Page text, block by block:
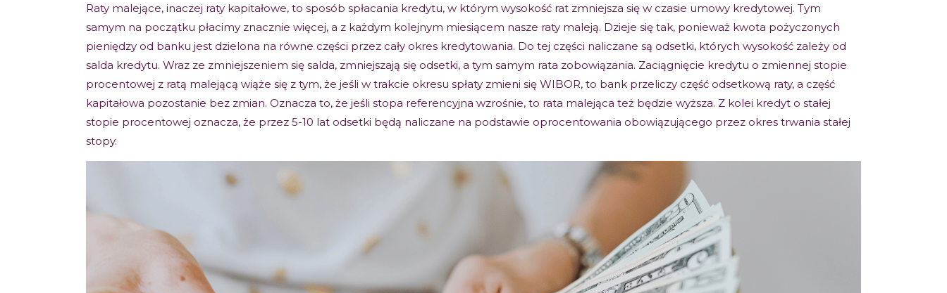
Raty malejące, inaczej raty kapitałowe, to sposób spłacania kredytu, w którym wysokość rat zmniejsza się w czasie umowy kredytowej. Tym
samym na początku płacimy znacznie więcej, a z każdym kolejnym miesiącem nasze raty maleją. Dzieje się tak, ponieważ kwota pożyczonych
pieniędzy od banku jest dzielona na równe części przez cały okres kredytowania. Do tej części naliczane są odsetki, których wysokość zależy od
salda kredytu. Wraz ze zmniejszeniem się salda, zmniejszają się odsetki, a tym samym rata zobowiązania. Zaciągnięcie kredytu o zmiennej stopie
procentowej z ratą malejącą wiąże się z tym, że jeśli w trakcie okresu spłaty zmieni się WIBOR, to bank przeliczy część odsetkową raty, a część
kapitałowa pozostanie bez zmian. Oznacza to, że jeśli stopa referencyjna wzrośnie, to rata malejąca też będzie wyższa. Z kolei kredyt o stałej
stopie procentowej oznacza, że przez 5-10 lat odsetki będą naliczane na podstawie oprocentowania obowiązującego przez okres trwania stałej
stopy.